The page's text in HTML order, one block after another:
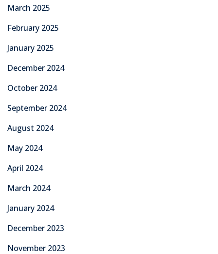
March 2025
February 2025
January 2025
December 2024
October 2024
September 2024
August 2024
May 2024
April 2024
March 2024
January 2024
December 2023
November 2023